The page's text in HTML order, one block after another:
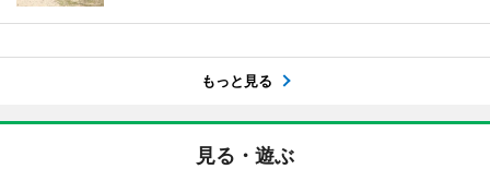
もっと見る
見る・遊ぶ